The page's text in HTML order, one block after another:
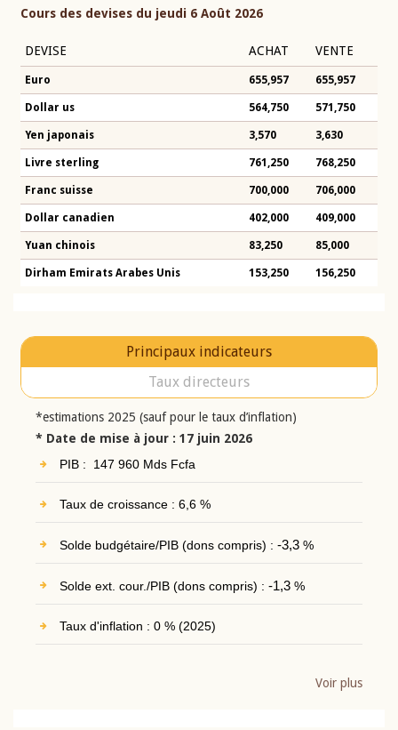
Cours des devises du jeudi 6 Août 2026
DEVISE ACHAT VENTE
Euro 655,957 655,957
Dollar us 564,750 571,750
Yen japonais 3,570 3,630
Livre sterling 761,250 768,250
Franc suisse 700,000 706,000
Dollar canadien 402,000 409,000
Yuan chinois 83,250 85,000
Dirham Emirats Arabes Unis 153,250 156,250
Principaux indicateurs
Taux directeurs
*estimations 2025 (sauf pour le taux d’inflation)
* Date de mise à jour : 17 juin 2026
PIB : 147 960 Mds Fcfa
Taux de croissance : 6,6 %
Solde budgétaire/PIB (dons compris) : -3,3%
Solde ext. cour./PIB (dons compris) : -1,3%
Taux d'inflation : 0 % (2025)
Voir plus